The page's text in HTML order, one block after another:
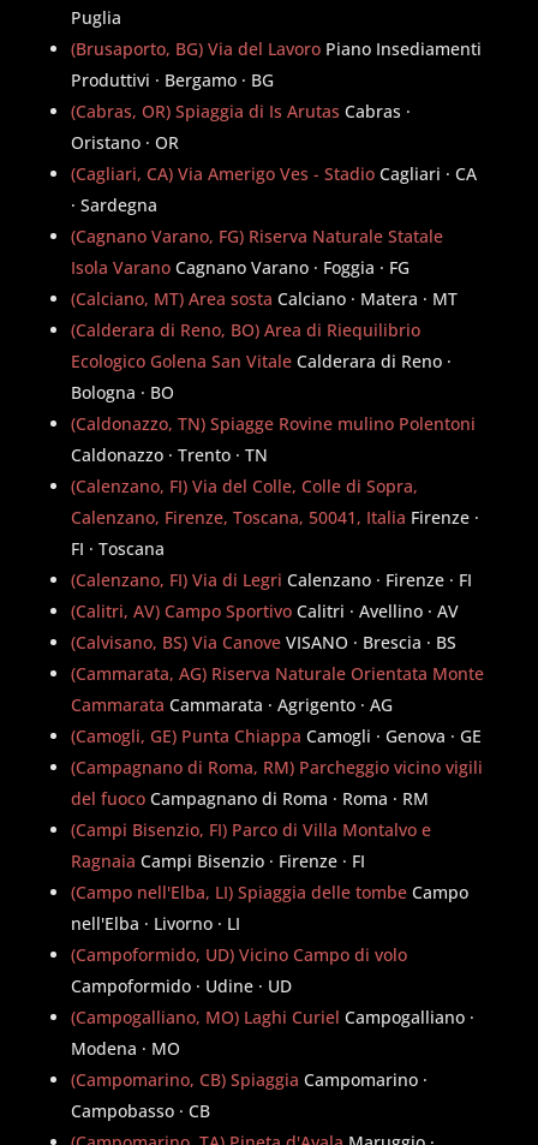
Puglia
(Brusaporto, BG) Via del Lavoro Piano Insediamenti
Produttivi · Bergamo · BG
(Cabras, OR) Spiaggia di Is Arutas Cabras ·
Oristano · OR
(Cagliari, CA) Via Amerigo Ves - Stadio Cagliari · CA
· Sardegna
(Cagnano Varano, FG) Riserva Naturale Statale
Isola Varano Cagnano Varano · Foggia · FG
(Calciano, MT) Area sosta Calciano · Matera · MT
(Calderara di Reno, BO) Area di Riequilibrio
Ecologico Golena San Vitale Calderara di Reno ·
Bologna · BO
(Caldonazzo, TN) Spiagge Rovine mulino Polentoni
Caldonazzo · Trento · TN
(Calenzano, FI) Via del Colle, Colle di Sopra,
Calenzano, Firenze, Toscana, 50041, Italia Firenze ·
FI · Toscana
(Calenzano, FI) Via di Legri Calenzano · Firenze · FI
(Calitri, AV) Campo Sportivo Calitri · Avellino · AV
(Calvisano, BS) Via Canove VISANO · Brescia · BS
(Cammarata, AG) Riserva Naturale Orientata Monte
Cammarata Cammarata · Agrigento · AG
(Camogli, GE) Punta Chiappa Camogli · Genova · GE
(Campagnano di Roma, RM) Parcheggio vicino vigili
del fuoco Campagnano di Roma · Roma · RM
(Campi Bisenzio, FI) Parco di Villa Montalvo e
Ragnaia Campi Bisenzio · Firenze · FI
(Campo nell'Elba, LI) Spiaggia delle tombe Campo
nell'Elba · Livorno · LI
(Campoformido, UD) Vicino Campo di volo
Campoformido · Udine · UD
(Campogalliano, MO) Laghi Curiel Campogalliano ·
Modena · MO
(Campomarino, CB) Spiaggia Campomarino ·
Campobasso · CB